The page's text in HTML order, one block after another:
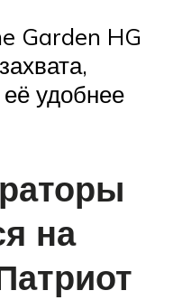
Garden HG
удобнее
на